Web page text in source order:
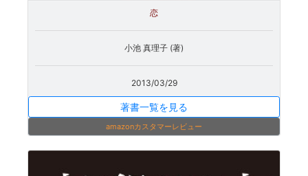
恋
小池 真理子 (著)
2013/03/29
著書一覧を見る
amazonカスタマーレビュー